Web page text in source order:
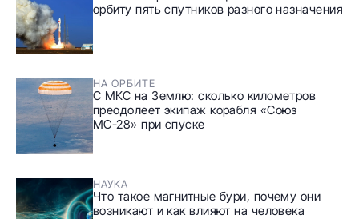
орбиту пять спутников разного назначения
НА ОРБИТЕ
С МКС на Землю: сколько километров
преодолеет экипаж корабля «Союз
МС-28» при спуске
НАУКА
Что такое магнитные бури, почему они
возникают и как влияют на человека